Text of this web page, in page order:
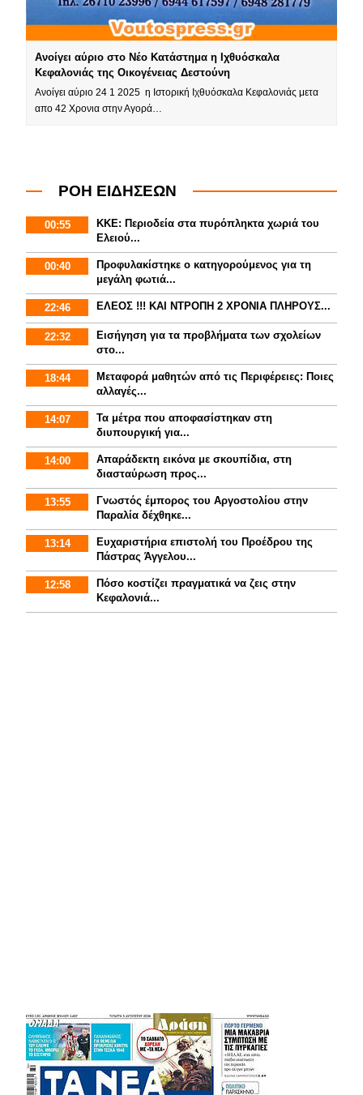
Ανοίγει αύριο στο Νέο Κατάστημα η Ιχθυόσκαλα
Κεφαλονιάς της Οικογένειας Δεστούνη
Ανοίγει αύριο 24 1 2025 η Ιστορική Ιχθυόσκαλα Κεφαλονιάς μετα
απο 42 Χρονια στην Αγορά…
ΡΟΗ ΕΙΔΗΣΕΩΝ
00:55
ΚΚΕ: Περιοδεία στα πυρόπληκτα χωριά του
Ελειού...
00:40
Προφυλακίστηκε ο κατηγορούμενος για τη
μεγάλη φωτιά...
22:46 ΕΛΕΟΣ !!! ΚΑΙ ΝΤΡΟΠΗ 2 ΧΡΟΝΙΑ ΠΛΗΡΟΥΣ...
22:32
Εισήγηση για τα προβλήματα των σχολείων
στο...
18:44
Mεταφορά μαθητών από τις Περιφέρειες: Ποιες
αλλαγές...
14:07
Τα μέτρα που αποφασίστηκαν στη
διυπουργική για...
14:00
Απαράδεκτη εικόνα με σκουπίδια, στη
διασταύρωση προς...
13:55
Γνωστός έμπορος του Αργοστολίου στην
Παραλία δέχθηκε...
13:14
Ευχαριστήρια επιστολή του Προέδρου της
Πάστρας Άγγελου...
12:58
Πόσο κοστίζει πραγματικά να ζεις στην
Κεφαλονιά...